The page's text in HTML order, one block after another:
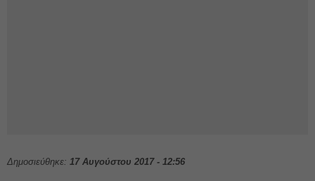
Δημοσιεύθηκε: 17 Αυγούστου 2017 - 12:56